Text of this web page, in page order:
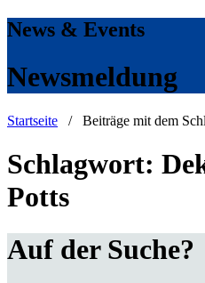
News & Events
Newsmeldung
Startseite / Beiträge mit dem
Schlagwort:
Potts
Auf der Suche?